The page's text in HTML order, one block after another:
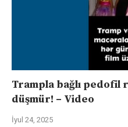
Trampla bağlı pedofil
düşmür! – Video
İyul 24, 2025